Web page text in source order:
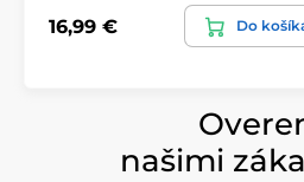
16,99 € Do
našimi